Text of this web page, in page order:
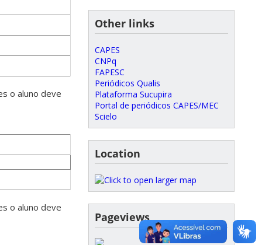
o aluno deve
o aluno deve
Other links
CAPES
CNPq
FAPESC
Periódicos Qualis
Plataforma Sucupira
Portal de periódicos CAPES/MEC
Scielo
Location
Pageviews